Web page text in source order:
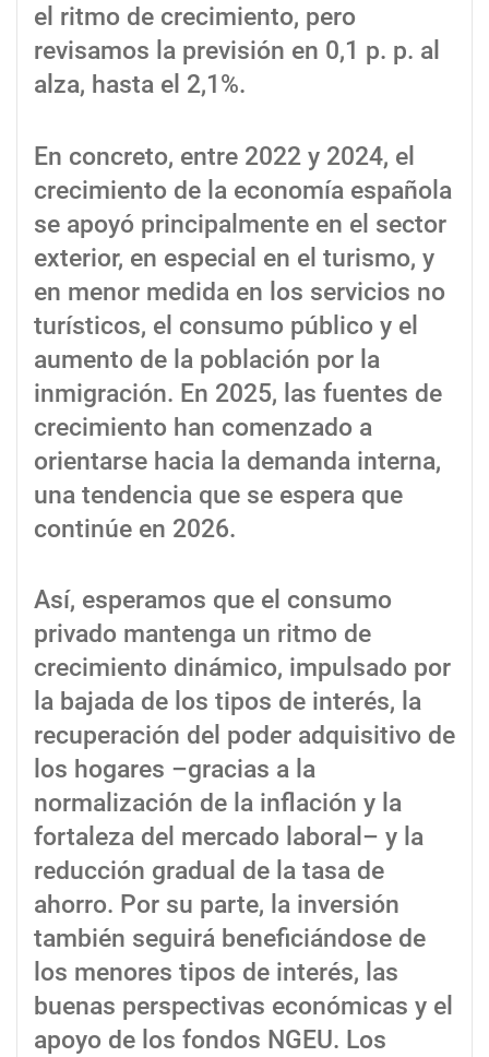
el ritmo de crecimiento, pero
revisamos la previsión en 0,1 p. p. al
alza, hasta el 2,1%.
En concreto, entre 2022 y 2024, el
crecimiento de la economía española
se apoyó principalmente en el sector
exterior, en especial en el turismo, y
en menor medida en los servicios no
turísticos, el consumo público y el
aumento de la población por la
inmigración. En 2025, las fuentes de
crecimiento han comenzado a
orientarse hacia la demanda interna,
una tendencia que se espera que
continúe en 2026.
Así, esperamos que el consumo
privado mantenga un ritmo de
crecimiento dinámico, impulsado por
la bajada de los tipos de interés, la
recuperación del poder adquisitivo de
los hogares –gracias a la
normalización de la inflación y la
fortaleza del mercado laboral– y la
reducción gradual de la tasa de
ahorro. Por su parte, la inversión
también seguirá beneficiándose de
los menores tipos de interés, las
buenas perspectivas económicas y el
apoyo de los fondos NGEU. Los